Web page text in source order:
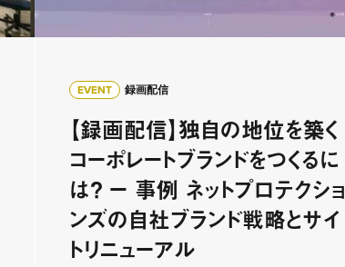
EVENT 録画配信
【録画配信】独自の地位を築く
コーポレートブランドをつくるに
は？ ー 事例 ネットプロテクショ
ンズの自社ブランド戦略とサイ
トリニューアル